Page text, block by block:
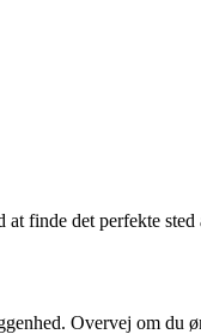
finde det perfekte
Overvej om du